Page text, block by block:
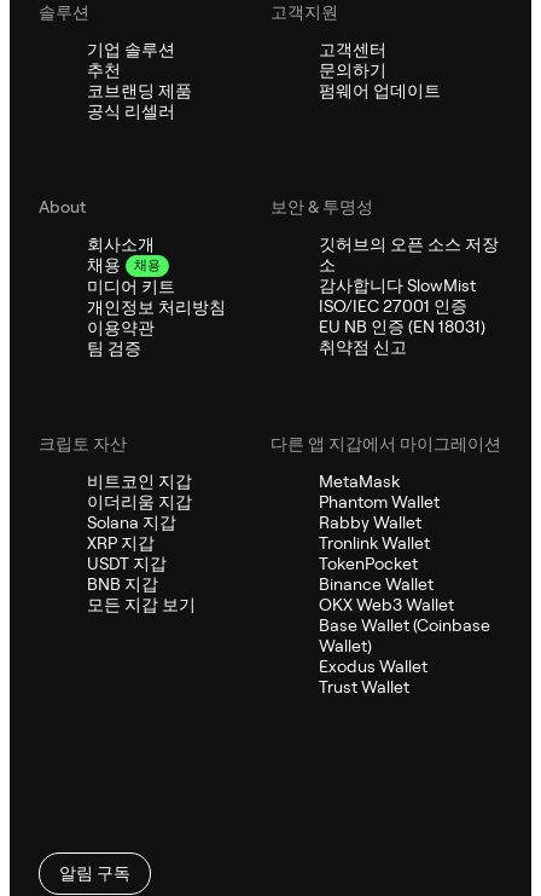
솔루션
기업 솔루션
추천
코브랜딩 제품
공식 리셀러
고객지원
고객센터
문의하기
펌웨어 업데이트
About
회사소개
채용
채용
미디어 키트
개인정보 처리방침
이용약관
팀 검증
보안 & 투명성
깃허브의 오픈 소스 저장
소
감사합니다 SlowMist
ISO/IEC 27001 인증
EU NB 인증 (EN 18031)
취약점 신고
크립토 자산
비트코인 지갑
이더리움 지갑
Solana 지갑
XRP 지갑
USDT 지갑
BNB 지갑
모든 지갑 보기
다른 앱 지갑에서 마이그레이션
MetaMask
Phantom Wallet
Rabby Wallet
Tronlink Wallet
TokenPocket
Binance Wallet
OKX Web3 Wallet
Base Wallet (Coinbase
Wallet)
Exodus Wallet
Trust Wallet
알림 구독